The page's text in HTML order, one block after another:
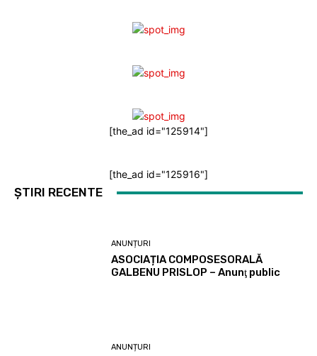
[the_ad id="125914"]
[the_ad id="125916"]
ȘTIRI RECENTE
ANUNȚURI
ASOCIAȚIA COMPOSESORALĂ
GALBENU PRISLOP – Anunţ public
ANUNȚURI